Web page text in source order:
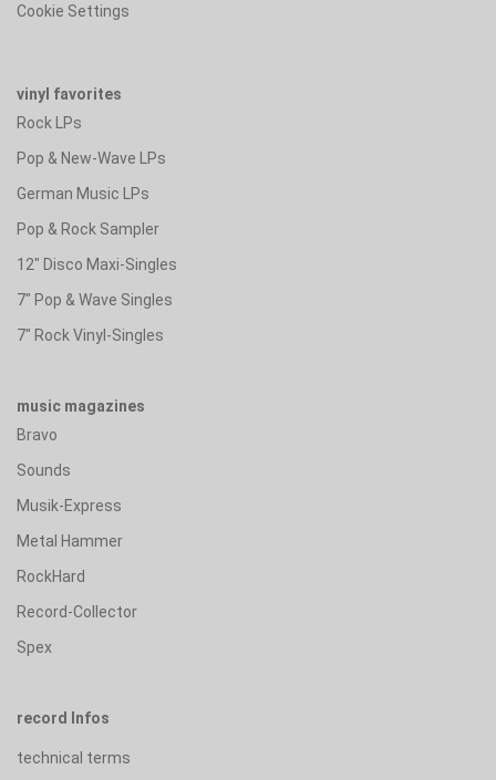
Cookie Settings
vinyl favorites
Rock LPs
Pop & New-Wave LPs
German Music LPs
Pop & Rock Sampler
12" Disco Maxi-Singles
7" Pop & Wave Singles
7" Rock Vinyl-Singles
music magazines
Bravo
Sounds
Musik-Express
Metal Hammer
RockHard
Record-Collector
Spex
record Infos
technical terms